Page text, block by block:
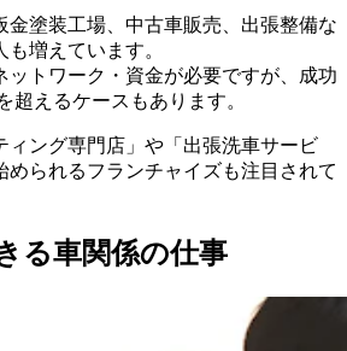
金塗装工場、中古車販売、出張整備な
増えています。
ットワーク・資金が必要ですが、成功
超えるケースもあります。
ィング専門店」や「出張洗車サービ
められるフランチャイズも注目されて
る車関係の仕事